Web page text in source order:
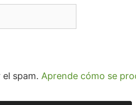
spam. Aprende cómo se